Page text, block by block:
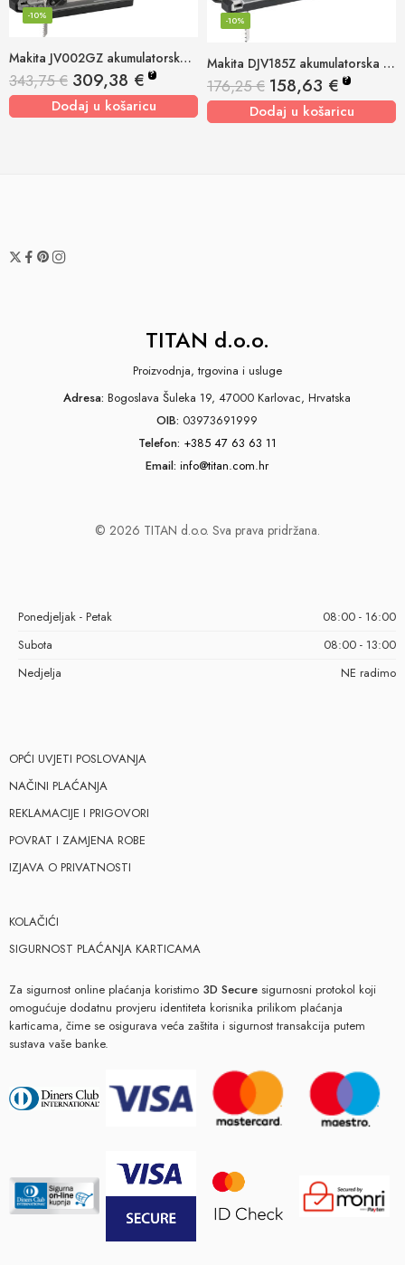
Makita JV002GZ akumulatorska ubodna pila 40v xgt, 26mm
-10%
343,75€ 309,38 € ?
Dodaj u košaricu
Makita DJV185Z akumulatorska ubodna pila 18v, 23mm
-10%
176,25€ 158,63 € ?
Dodaj u košaricu
TITAN d.o.o.
Proizvodnja, trgovina i usluge
Adresa: Bogoslava Šuleka 19, 47000 Karlovac, Hrvatska
OIB: 03973691999
Telefon: +385 47 63 63 11
Email: info@titan.com.hr
© 2026 TITAN d.o.o. Sva prava pridržana.
Ponedjeljak - Petak
08:00 - 16:00
Subota
08:00 - 13:00
Nedjelja
NE radimo
OPĆI UVJETI POSLOVANJA
NAČINI PLAĆANJA
REKLAMACIJE I PRIGOVORI
POVRAT I ZAMJENA ROBE
IZJAVA O PRIVATNOSTI
KOLAČIĆI
SIGURNOST PLAĆANJA KARTICAMA
Za sigurnost online plaćanja koristimo 3D Secure sigurnosni protokol koji
omogućuje dodatnu provjeru identiteta korisnika prilikom plaćanja
karticama, čime se osigurava veća zaštita i sigurnost transakcija putem
sustava vaše banke.